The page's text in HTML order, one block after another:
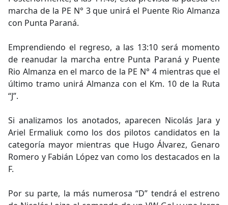
marcha de la PE N° 3 que unirá el Puente Rio Almanza
con Punta Paraná.
Emprendiendo el regreso, a las 13:10 será momento
de reanudar la marcha entre Punta Paraná y Puente
Rio Almanza en el marco de la PE N° 4 mientras que el
último tramo unirá Almanza con el Km. 10 de la Ruta
“J”.
Si analizamos los anotados, aparecen Nicolás Jara y
Ariel Ermaliuk como los dos pilotos candidatos en la
categoría mayor mientras que Hugo Álvarez, Genaro
Romero y Fabián López van como los destacados en la
F.
Por su parte, la más numerosa “D” tendrá el estreno